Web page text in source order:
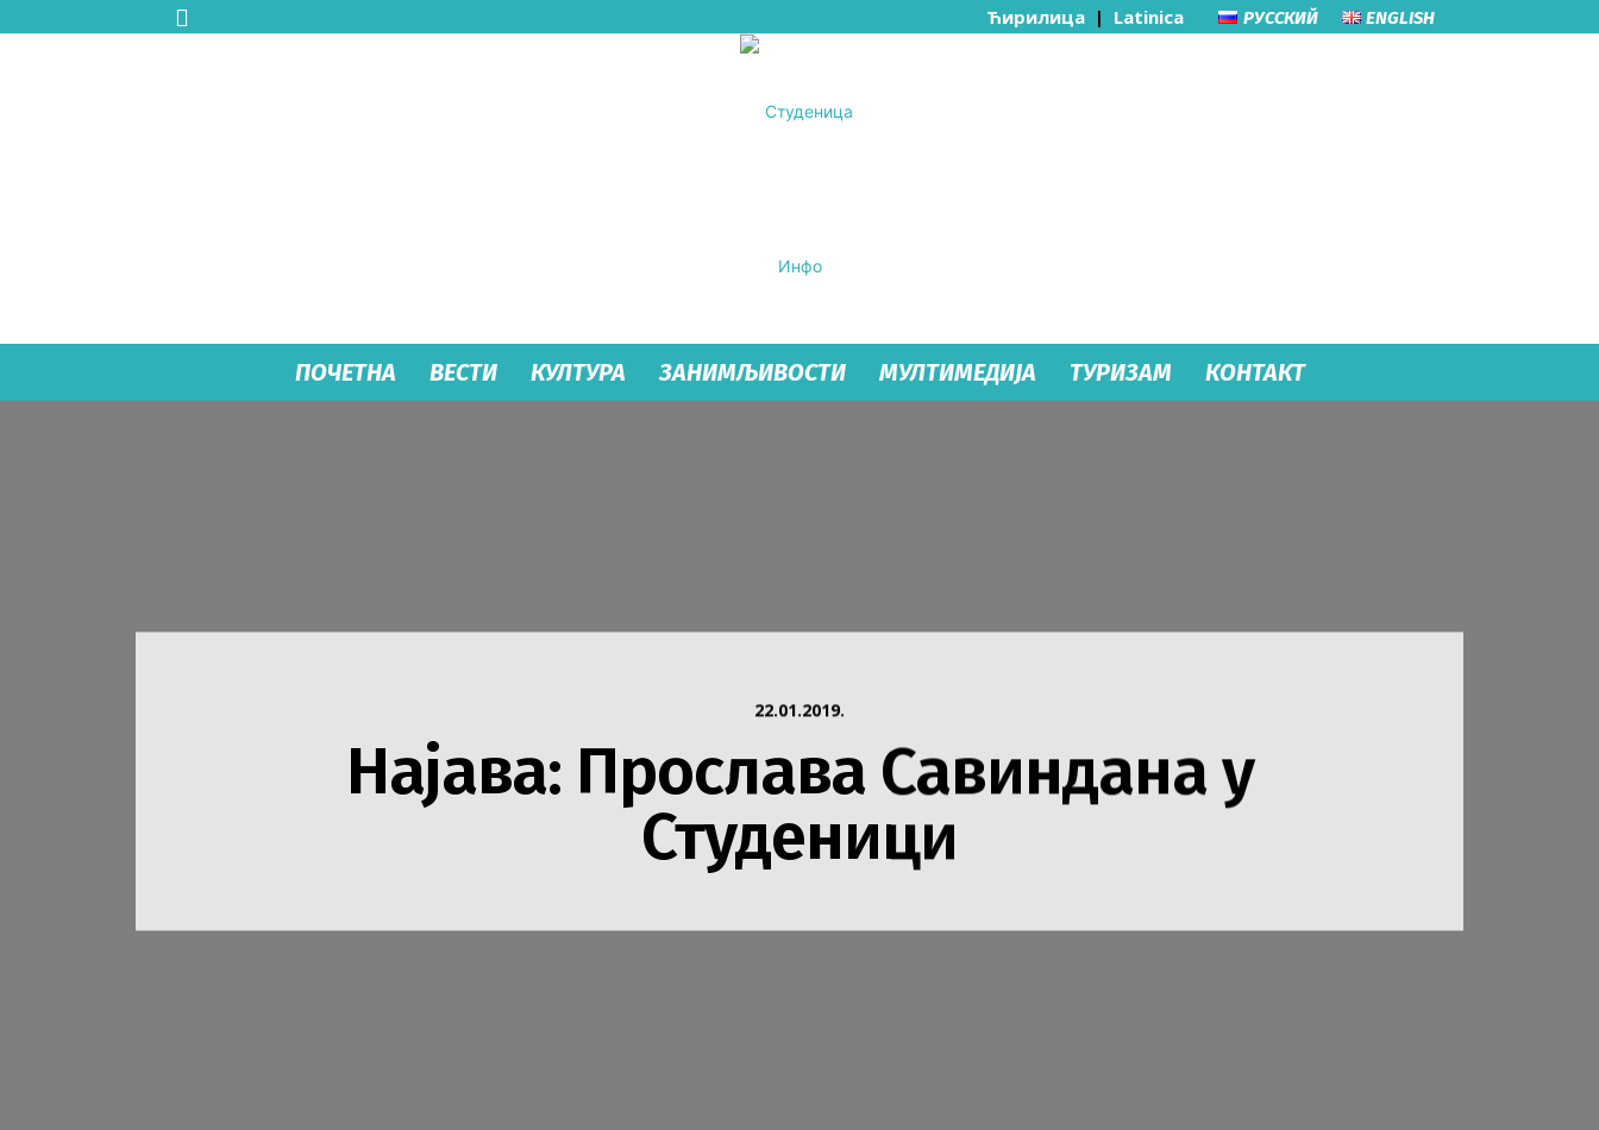
Ћирилица | Latinica РУССКИЙ ENGLISH
ПОЧЕТНА ВЕСТИ КУЛТУРА ЗАНИМЉИВОСТИ МУЛТИМЕДИЈА ТУРИЗАМ КОНТАКТ
22.01.2019.
Најава: Прослава Савиндана у
Студеници